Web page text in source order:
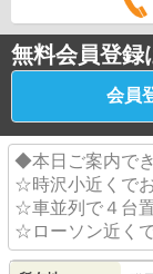
無料会員登録
会員
◆本日ご案内で
☆時沢小近くで
☆車並列で４台
☆ローソン近く